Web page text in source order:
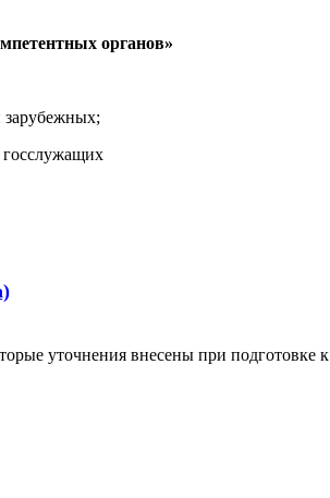
органов»
зарубежных;
госслужащих
уточнения внесены при подготовке к